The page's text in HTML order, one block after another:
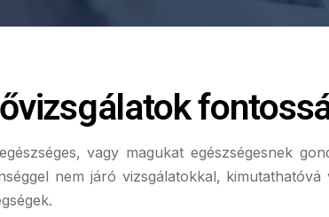
vagy magukat egészségesnek
nem járó vizsgálatokkal,